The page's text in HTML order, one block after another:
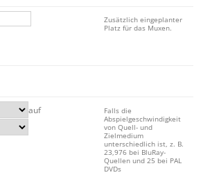
Zusätzlich eingeplanter
Platz für das Muxen.
auf
Falls die
Abspielgeschwindigkeit
von Quell- und
Zielmedium
unterschiedlich ist, z. B.
23,976 bei BluRay-
Quellen und 25 bei PAL
DVDs